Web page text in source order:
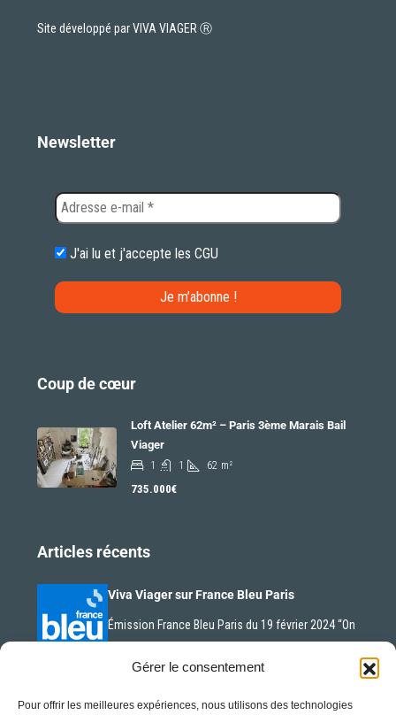
Gérer le consentement
Pour offrir les meilleures expériences, nous utilisons des technologies
Site développé par VIVA VIAGER Ⓡ
Newsletter
J'ai lu et j'accepte les CGU
Coup de cœur
Loft Atelier 62m² – Paris 3ème Marais Bail
Viager
1 1 62 m²
735.000€
Articles récents
Viva Viager sur France Bleu Paris
Émission France Bleu Paris du 19 février 2024 “On
La nue-propriété en plein essor